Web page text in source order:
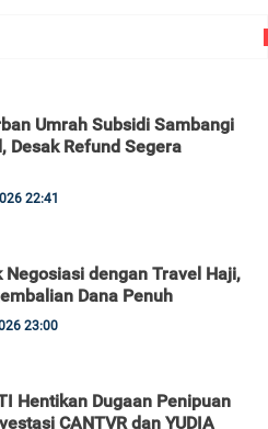
Umrah Subsidi Sambangi
Desak Refund Segera
22:41
Negosiasi dengan Travel Haji,
Dana Penuh
23:00
Hentikan Dugaan Penipuan
CANTVR dan YUDIA